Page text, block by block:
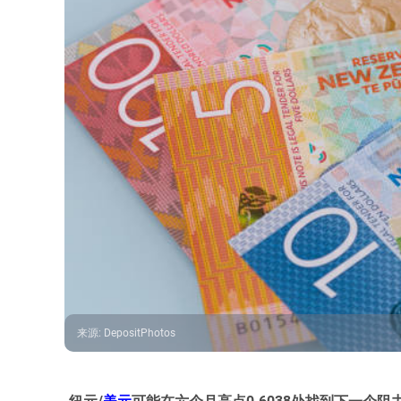
来源: DepositPhotos